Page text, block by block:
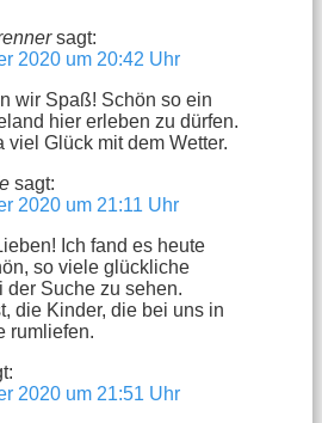
sagt:
2020 um 20:42 Uhr
wir Spaß! Schön so ein
hier erleben zu dürfen.
viel Glück mit dem Wetter.
sagt:
2020 um 21:11 Uhr
Ich fand es heute
so viele glückliche
der Suche zu sehen.
die Kinder, die bei uns in
rumliefen.
2020 um 21:51 Uhr